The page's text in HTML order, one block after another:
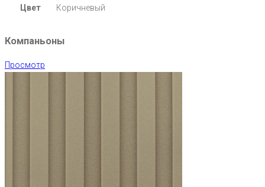
Цвет Коричневый
Компаньоны
Просмотр